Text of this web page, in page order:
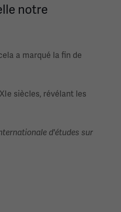
notre
a marqué la fin de
siècles, révélant les
d'études sur